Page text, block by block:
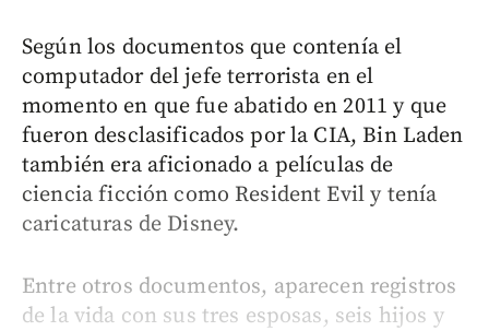
Según los documentos que contenía el
computador del jefe terrorista en el
momento en que fue abatido en 2011 y que
fueron desclasificados por la CIA, Bin Laden
también era aficionado a películas de
ciencia ficción como Resident Evil y tenía
caricaturas de Disney.
Entre otros documentos, aparecen registros
de la vida con sus tres esposas, seis hijos y